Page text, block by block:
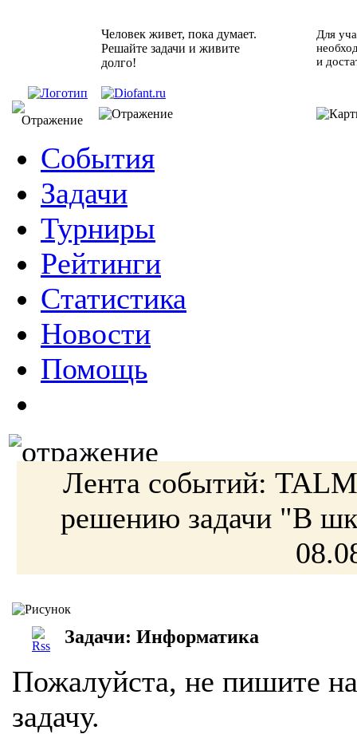
Человек живет, пока думает.
Решайте задачи и живите
долго!
Для
и
События
Задачи
Турниры
Рейтинги
Статистика
Новости
Помощь
Лента событий:
решению задачи "В
Задачи: Информатика
Пожалуйста, не пишите
задачу.